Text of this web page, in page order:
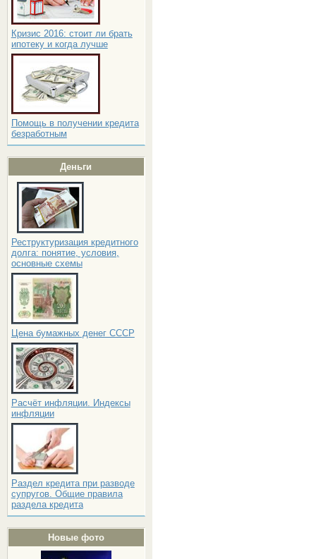
Кризис 2016: стоит ли брать
ипотеку и когда лучше
Помощь в получении кредита
безработным
Деньги
Реструктуризация кредитного
долга: понятие, условия,
основные схемы
Цена бумажных денег СССР
Расчёт инфляции. Индексы
инфляции
Раздел кредита при разводе
супругов. Общие правила
раздела кредита
Новые фото